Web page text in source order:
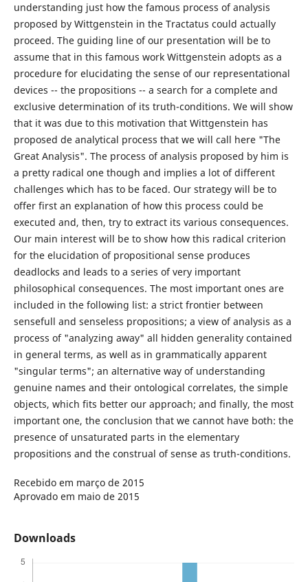
understanding just how the famous process of analysis
proposed by Wittgenstein in the Tractatus could actually
proceed. The guiding line of our presentation will be to
assume that in this famous work Wittgenstein adopts as a
procedure for elucidating the sense of our representational
devices -- the propositions -- a search for a complete and
exclusive determination of its truth-conditions. We will show
that it was due to this motivation that Wittgenstein has
proposed de analytical process that we will call here "The
Great Analysis". The process of analysis proposed by him is
a pretty radical one though and implies a lot of different
challenges which has to be faced. Our strategy will be to
offer first an explanation of how this process could be
executed and, then, try to extract its various consequences.
Our main interest will be to show how this radical criterion
for the elucidation of propositional sense produces
deadlocks and leads to a series of very important
philosophical consequences. The most important ones are
included in the following list: a strict frontier between
sensefull and senseless propositions; a view of analysis as a
process of "analyzing away" all hidden generality contained
in general terms, as well as in grammatically apparent
"singular terms"; an alternative way of understanding
genuine names and their ontological correlates, the simple
objects, which fits better our approach; and finally, the most
important one, the conclusion that we cannot have both: the
presence of unsaturated parts in the elementary
propositions and the construal of sense as truth-conditions.
Recebido em março de 2015
Aprovado em maio de 2015
Downloads